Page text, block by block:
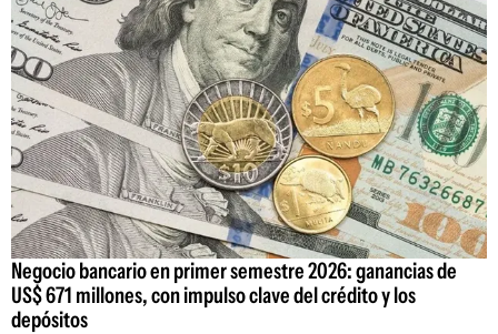
Negocio bancario en primer semestre 2026: ganancias de
US$ 671 millones, con impulso clave del crédito y los
depósitos